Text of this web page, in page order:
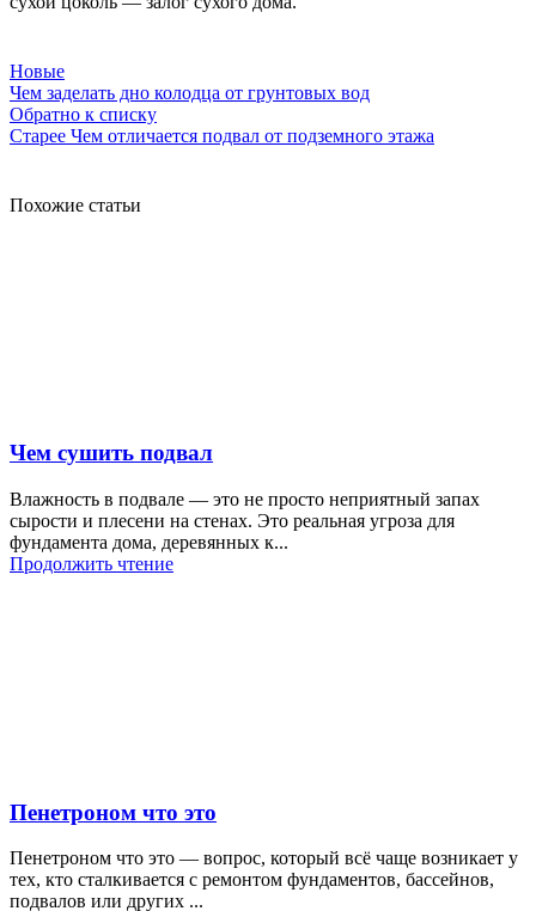
Новые
Чем заделать дно колодца от грунтовых вод
Обратно к списку
Старее Чем отличается подвал от подземного этажа
Похожие статьи
Чем сушить подвал
Влажность в подвале — это не просто неприятный запах
сырости и плесени на стенах. Это реальная угроза для
фундамента дома, деревянных к...
Продолжить чтение
Пенетроном что это
Пенетроном что это — вопрос, который всё чаще возникает у
тех, кто сталкивается с ремонтом фундаментов, бассейнов,
подвалов или других ...